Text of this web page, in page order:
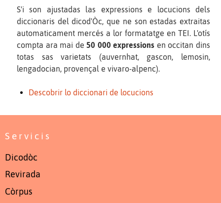
S'i son ajustadas las expressions e locucions dels
diccionaris del dicod'Òc, que ne son estadas extraitas
automaticament mercés a lor formatatge en TEI. L'otís
compta ara mai de 50 000 expressions en occitan dins
totas sas varietats (auvernhat, gascon, lemosin,
lengadocian, provençal e vivaro-alpenc).
Descobrir lo diccionari de locucions
Servicis
Dicodòc
Revirada
Còrpus